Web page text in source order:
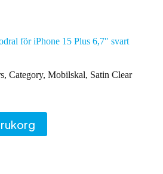
för iPhone 15 Plus 6,7″ svart
, Category, Mobilskal, Satin Clear